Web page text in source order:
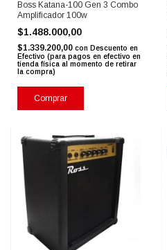
Boss Katana-100 Gen 3 Combo
Amplificador 100w
$1.488.000,00
$1.339.200,00 con Descuento en
Efectivo (para pagos en efectivo en
tienda física al momento de retirar
la compra)
Comprar